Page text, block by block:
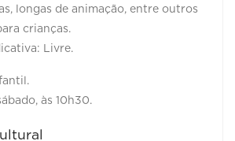
longas de animação, entre outros
crianças.
Livre.
às 10h30.